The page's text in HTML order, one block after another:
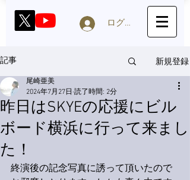
ログイン
記事 新規登録
昨日はSKYEの応援にビル
ボード横浜に行って来まし
た！
尾崎亜美
2024年7月27日 読了時間: 2分
終演後の記念写真に誘って頂いたので